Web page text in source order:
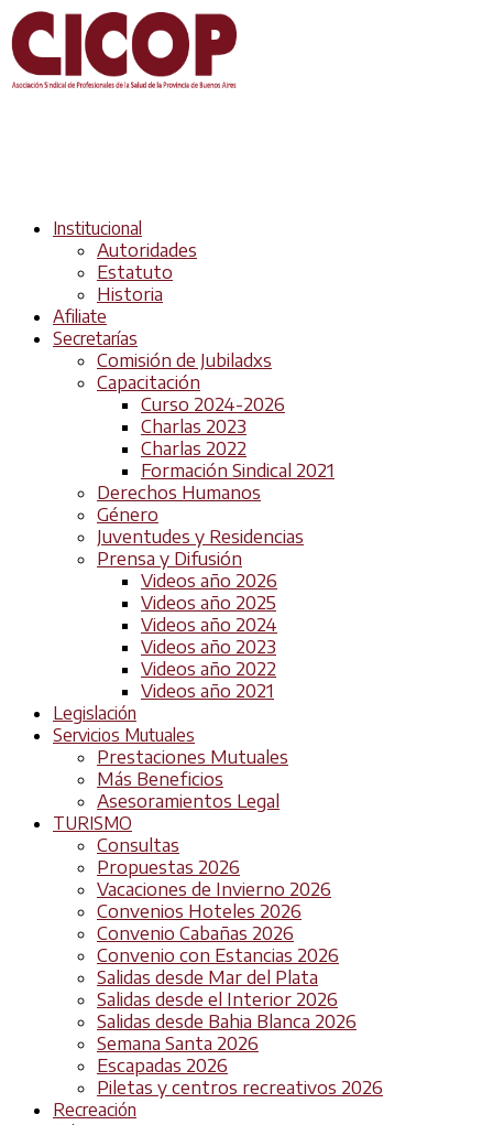
Institucional
Autoridades
Estatuto
Historia
Afiliate
Secretarías
Comisión de Jubiladxs
Capacitación
Curso 2024-2026
Charlas 2023
Charlas 2022
Formación Sindical 2021
Derechos Humanos
Género
Juventudes y Residencias
Prensa y Difusión
Videos año 2026
Videos año 2025
Videos año 2024
Videos año 2023
Videos año 2022
Videos año 2021
Legislación
Servicios Mutuales
Prestaciones Mutuales
Más Beneficios
Asesoramientos Legal
TURISMO
Consultas
Propuestas 2026
Vacaciones de Invierno 2026
Convenios Hoteles 2026
Convenio Cabañas 2026
Convenio con Estancias 2026
Salidas desde Mar del Plata
Salidas desde el Interior 2026
Salidas desde Bahia Blanca 2026
Semana Santa 2026
Escapadas 2026
Piletas y centros recreativos 2026
Recreación